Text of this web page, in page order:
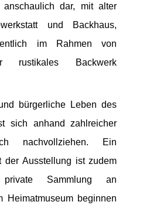
anschaulich dar, mit alter
und Backhaus,
im Rahmen von
rustikales Backwerk
bürgerliche Leben des
sich anhand zahlreicher
nachvollziehen. Ein
der Ausstellung ist zudem
Sammlung an
Heimatmuseum beginnen